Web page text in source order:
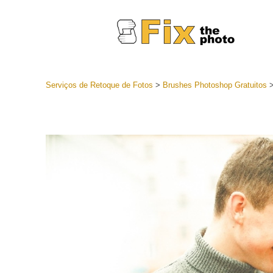
Serviços
oferta
Coleção
Serviços de Retoque de Fotos > Brushes Photoshop Gratuitos >